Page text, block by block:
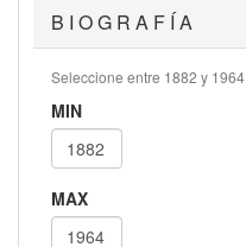
B I O G R A F Í A
Seleccione entre 1882 y 1964
MIN
MAX